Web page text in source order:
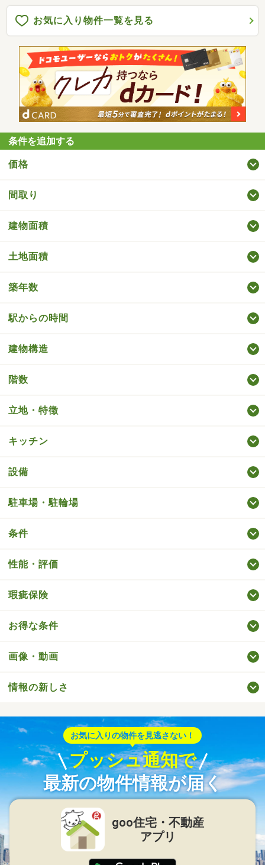
お気に入り物件一覧を見る
条件を追加する
価格
間取り
建物面積
土地面積
築年数
駅からの時間
建物構造
階数
立地・特徴
キッチン
設備
駐車場・駐輪場
条件
性能・評価
瑕疵保険
お得な条件
画像・動画
情報の新しさ
お気に入りの物件を見逃さない！
プッシュ通知で
最新の物件情報が届く
goo住宅・不動産
アプリ